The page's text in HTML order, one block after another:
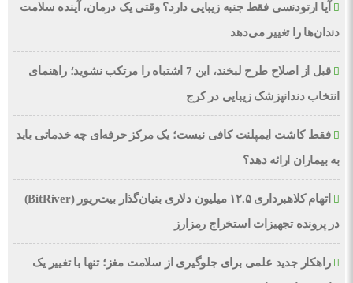
آیا ارتودنسی فقط جنبه زیبایی دارد؟ وقتی یک درمان، آینده سلامت
دندان‌ها را تغییر می‌دهد
قبل از اصلاح طرح لبخند، این 7 اشتباه را مرتکب نشوید؛ راهنمای
انتخاب دندانپزشک زیبایی در کرج
فقط کاشت ایمپلنت کافی نیست؛ یک مرکز حرفه‌ای چه خدماتی باید
به بیماران ارائه دهد؟
اتهام کلاهبرداری ۱۲.۵ میلیون دلاری بنیان‌گذار بیت‌ریور (BitRiver)
در پرونده تجهیزات استخراج رمزارز
راهکار جدید علمی برای جلوگیری از سلامت مغز؛ تنها با تغییر یک